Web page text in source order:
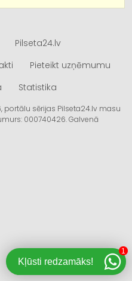
Pilseta24.lv
Pieteikt uzņēmumu
Statistika
portālu sērijas Pilseta24.lv masu
000740426. Galvenā
Kļūsti redzamāks!
1